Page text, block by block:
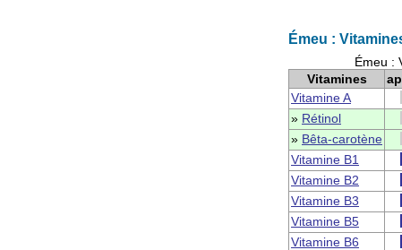
Émeu :
Émeu :
Vitamines
Vitamine A
» Rétinol
» Bêta-carotène
Vitamine B1
Vitamine B2
Vitamine B3
Vitamine B5
Vitamine B6